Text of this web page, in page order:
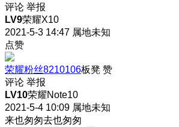
评论 举报
LV9荣耀X10
2021-5-3 14:47 属地未知
点赞
荣耀粉丝8210106板凳 赞
评论 举报
LV10荣耀Note10
2021-5-4 10:09 属地未知
来也匆匆去也匆匆